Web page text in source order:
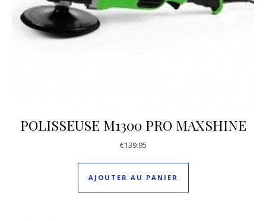
POLISSEUSE M1300 PRO MAXSHINE
€139.95
AJOUTER AU PANIER